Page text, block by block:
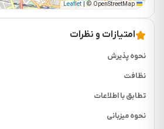
Leaflet
| © OpenStreetMap
امتیازات و نظرات
نحوه پذیرش
نظافت
تطابق با اطلاعات
نحوه میزبانی